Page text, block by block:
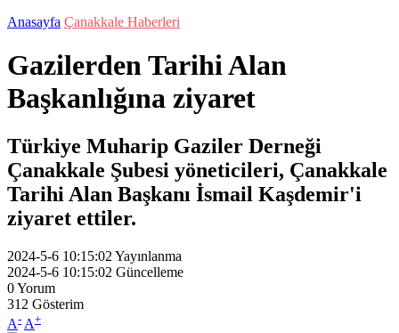
Anasayfa Çanakkale Haberleri
Gazilerden Tarihi Alan
Başkanlığına ziyaret
Türkiye Muharip Gaziler Derneği
Çanakkale Şubesi yöneticileri, Çanakkale
Tarihi Alan Başkanı İsmail Kaşdemir'i
ziyaret ettiler.
2024-5-6 10:15:02 Yayınlanma
2024-5-6 10:15:02 Güncelleme
0Yorum
312 Gösterim
A- A+